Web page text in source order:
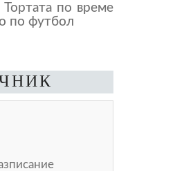
по време
по футбол